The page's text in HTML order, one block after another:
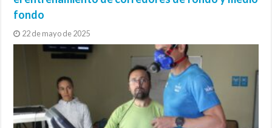
fondo
22 de mayo de 2025